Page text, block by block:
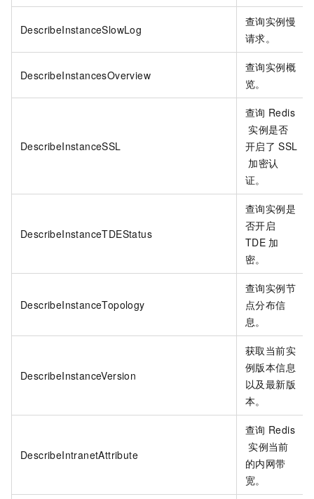
DescribeInstanceSlowLog
查询实例慢
请求。
DescribeInstancesOverview
查询实例概
览。
DescribeInstanceSSL
查询 Redis
实例是否
开启了 SSL
加密认
证。
DescribeInstanceTDEStatus
查询实例是
否开启
TDE 加
密。
DescribeInstanceTopology
查询实例节
点分布信
息。
DescribeInstanceVersion
获取当前实
例版本信息
以及最新版
本。
DescribeIntranetAttribute
查询 Redis
实例当前
的内网带
宽。